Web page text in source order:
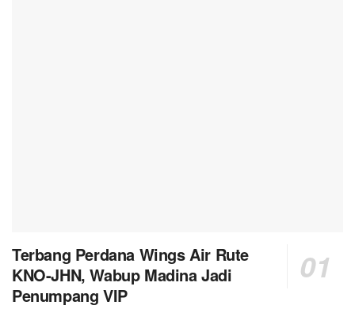
Terbang Perdana Wings Air Rute
KNO-JHN, Wabup Madina Jadi
Penumpang VIP